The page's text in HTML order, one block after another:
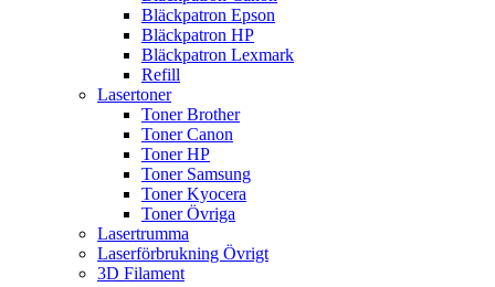
Bläckpatron Epson
Bläckpatron HP
Bläckpatron Lexmark
Refill
Lasertoner
Toner Brother
Toner Canon
Toner HP
Toner Samsung
Toner Kyocera
Toner Övriga
Lasertrumma
Laserförbrukning Övrigt
3D Filament